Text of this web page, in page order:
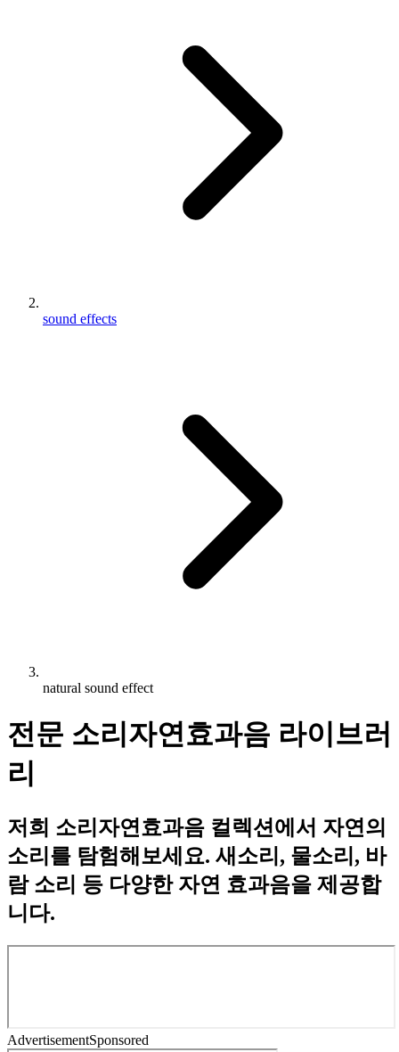
sound effects
natural sound effect
전문 소리자연효과음 라이브러
리
저희 소리자연효과음 컬렉션에서 자연의
소리를 탐험해보세요. 새소리, 물소리, 바
람 소리 등 다양한 자연 효과음을 제공합
니다.
AdvertisementSponsored